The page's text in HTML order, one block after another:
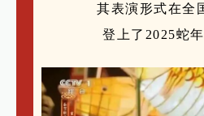
其表演形式在全
登上了2025蛇